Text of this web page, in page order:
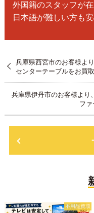
外国籍のスタッフが在
日本語が難しい方も
兵庫県西宮市のお客様よ
センターテーブルをお買
兵庫県伊丹市のお客様より
ファ
不用品買取